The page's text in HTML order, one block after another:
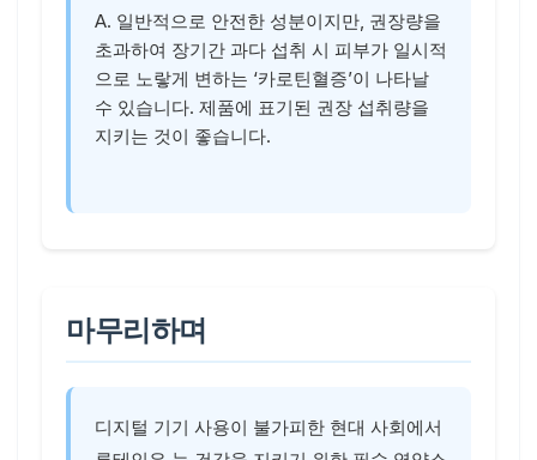
A. 일반적으로 안전한 성분이지만, 권장량을
초과하여 장기간 과다 섭취 시 피부가 일시적
으로 노랗게 변하는 ‘카로틴혈증’이 나타날
수 있습니다. 제품에 표기된 권장 섭취량을
지키는 것이 좋습니다.
마무리하며
디지털 기기 사용이 불가피한 현대 사회에서